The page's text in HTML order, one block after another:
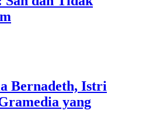
Bernadeth, Istri
yang